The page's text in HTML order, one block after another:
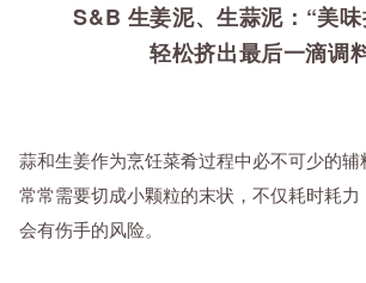
S&B 生姜泥、生蒜泥：“美味
轻松挤出最后一滴调
蒜和生姜作为烹饪菜肴过程中必不可少的辅
常常需要切成小颗粒的末状，不仅耗时耗
会有伤手的风险。